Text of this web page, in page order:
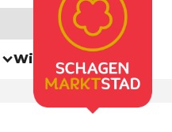
Winkelen Agenda